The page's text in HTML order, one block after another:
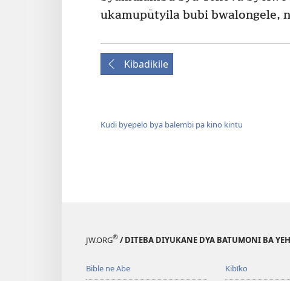
ukamupūtyila bubi bwalongele,
Kibadikile
Kudi byepelo bya balembi pa kino kintu
JW.ORG® / DITEBA DIYUKANE DYA BATUMONI BA
Bible ne Abe Kibīko